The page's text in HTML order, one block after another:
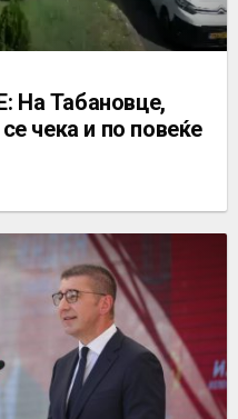
Табановце,
чека и по повеќе